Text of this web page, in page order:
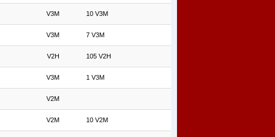
V3M 10 V3M
V3M 7 V3M
V2H 105 V2H
V3M 1 V3M
V2M
V2M 10 V2M